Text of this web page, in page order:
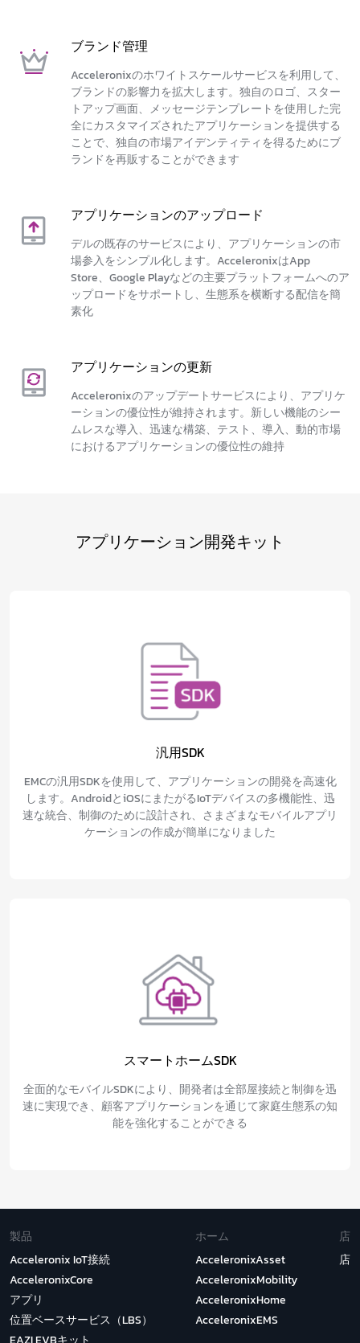
ブランド管理
Acceleronixのホワイトスケールサービスを利用して、
ブランドの影響力を拡大します。独自のロゴ、スター
トアップ画面、メッセージテンプレートを使用した完
全にカスタマイズされたアプリケーションを提供する
ことで、独自の市場アイデンティティを得るためにブ
ランドを再販することができます
アプリケーションのアップロード
デルの既存のサービスにより、アプリケーションの市
場参入をシンプル化します。AcceleronixはApp
Store、Google Playなどの主要プラットフォームへのア
ップロードをサポートし、生態系を横断する配信を簡
素化
アプリケーションの更新
Acceleronixのアップデートサービスにより、アプリケ
ーションの優位性が維持されます。新しい機能のシー
ムレスな導入、迅速な構築、テスト、導入、動的市場
におけるアプリケーションの優位性の維持
アプリケーション開発キット
汎用SDK
EMCの汎用SDKを使用して、アプリケーションの開発を高速化
します。AndroidとiOSにまたがるIoTデバイスの多機能性、迅
速な統合、制御のために設計され、さまざまなモバイルアプリ
ケーションの作成が簡単になりました
スマートホームSDK
全面的なモバイルSDKにより、開発者は全部屋接続と制御を迅
速に実現でき、顧客アプリケーションを通じて家庭生態系の知
能を強化することができる
製品
Acceleronix IoT接続
AcceleronixCore
アプリ
位置ベースサービス（LBS）
ホーム
AcceleronixAsset
AcceleronixMobility
AcceleronixHome
AcceleronixEMS
店
店